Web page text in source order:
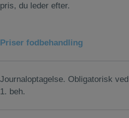
pris, du leder efter.
Priser fodbehandling
Journaloptagelse. Obligatorisk ved
1. beh.